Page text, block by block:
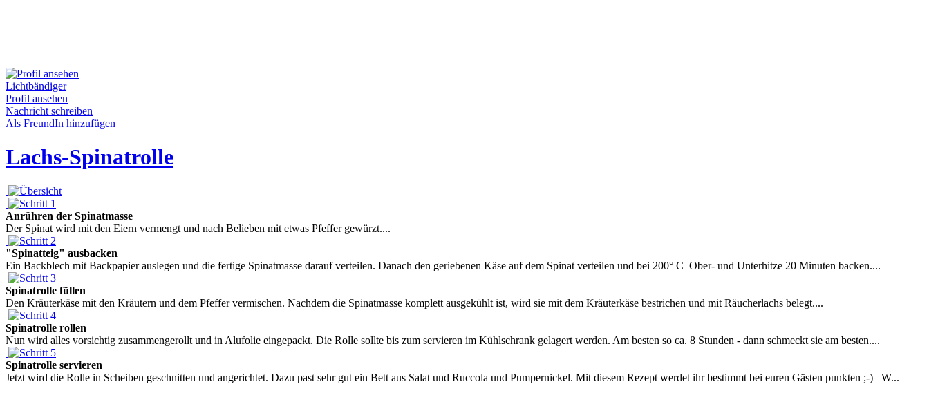
Lichtbändiger
Profil ansehen
Nachricht schreiben
Als FreundIn hinzufügen
Lachs-Spinatrolle
Anrühren der Spinatmasse
Der Spinat wird mit den Eiern vermengt und nach Belieben mit etwas Pfeffer gewürzt....
"Spinatteig" ausbacken
Ein Backblech mit Backpapier auslegen und die fertige Spinatmasse darauf verteilen. Danach den geriebenen Käse auf dem Spinat verteilen und bei 200° C Ober- und Unterhitze 20 Minuten backen....
Spinatrolle füllen
Den Kräuterkäse mit den Kräutern und dem Pfeffer vermischen. Nachdem die Spinatmasse komplett ausgekühlt ist, wird sie mit dem Kräuterkäse bestrichen und mit Räucherlachs belegt....
Spinatrolle rollen
Nun wird alles vorsichtig zusammengerollt und in Alufolie eingepackt. Die Rolle sollte bis zum servieren im Kühlschrank gelagert werden. Am besten so ca. 8 Stunden - dann schmeckt sie am besten....
Spinatrolle servieren
Jetzt wird die Rolle in Scheiben geschnitten und angerichtet. Dazu past sehr gut ein Bett aus Salat und Ruccola und Pumpernickel. Mit diesem Rezept werdet ihr bestimmt bei euren Gästen punkten ;-) W...